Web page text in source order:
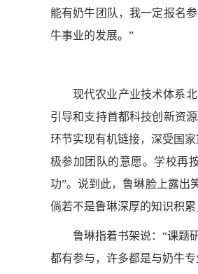
能有奶牛团队，我一定报名
牛事业的发展。”
现代农业产业技术体系
引导和支持首都科技创新资
环节实现有机链接，深受国
极参加团队的意愿。学校再
功”。说到此，鲁琳脸上露出
倘若不是鲁琳深厚的知识积
鲁琳指着书架说：“课题
都有参与，许多都是与奶牛